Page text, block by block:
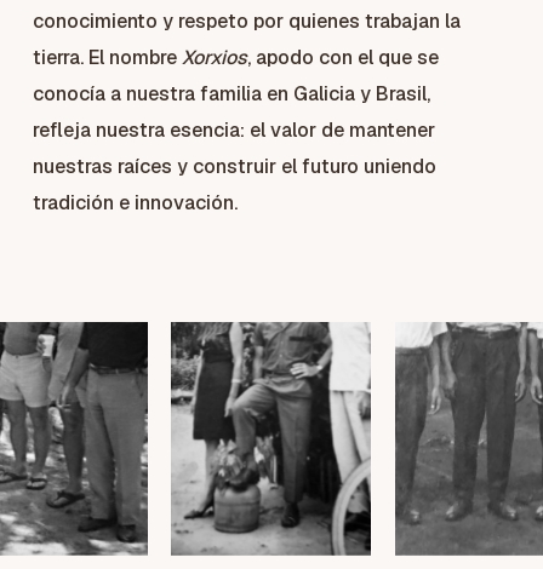
conocimiento y respeto por quienes trabajan la
tierra. El nombreXorxios, apodo con el que se
conocía a nuestra familia en Galicia y Brasil,
refleja nuestra esencia: el valor de mantener
nuestras raíces y construir el futuro uniendo
tradición e innovación.